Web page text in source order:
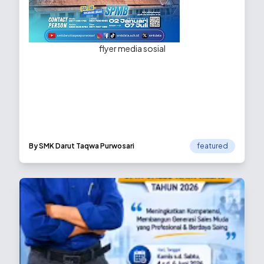
flyer media sosial
By SMK Darut Taqwa Purwosari featured